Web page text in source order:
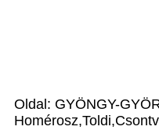
Oldal: GYÖNGY-